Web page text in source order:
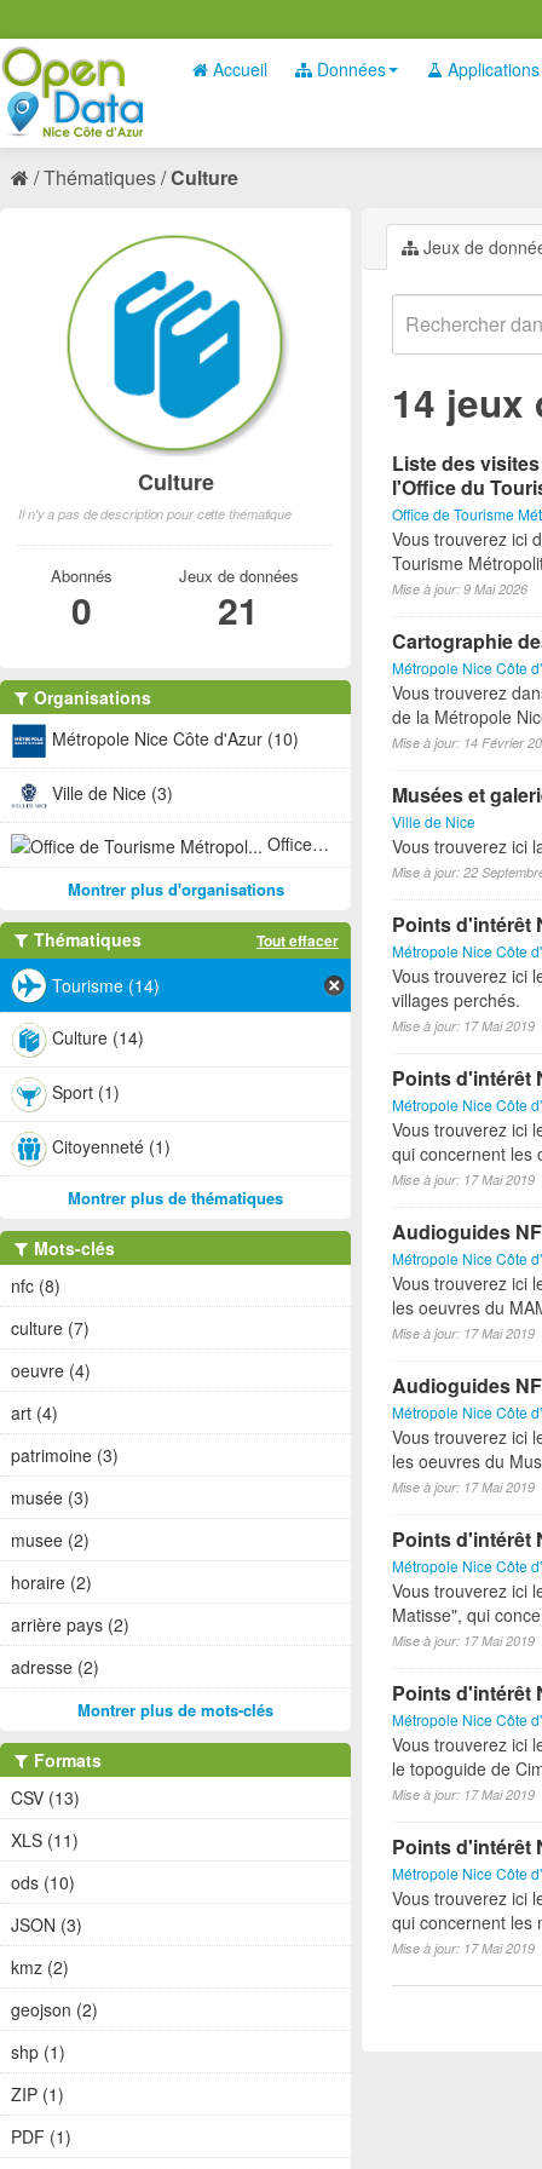
Accueil Données Applications
Thématiques Culture
Jeux de
14 jeux
Liste des
l'Office du
Office de Tourisme
Vous trouverez ici
Tourisme
Mise à jour: 9 Mai 2026
Cartographie
Métropole Nice Côte
Vous trouverez
de la Métropole
Mise à jour: 14 Février
Musées et
Ville de Nice
Vous trouverez ici
Mise à jour: 22
Points d'intérêt
Métropole Nice Côte
Vous trouverez ici
villages perchés.
Mise à jour: 17 Mai 2019
Points d'intérêt
Métropole Nice Côte
Vous trouverez ici
qui concernent les
Mise à jour: 17 Mai 2019
Audioguides
Métropole Nice Côte
Vous trouverez ici
les oeuvres du
Mise à jour: 17 Mai 2019
Audioguides
Métropole Nice Côte
Vous trouverez ici
les oeuvres du
Mise à jour: 17 Mai 2019
Points d'intérêt
Métropole Nice Côte
Vous trouverez ici
Matisse", qui
Mise à jour: 17 Mai 2019
Points d'intérêt
Métropole Nice Côte
Vous trouverez ici
le topoguide de
Mise à jour: 17 Mai 2019
Points d'intérêt
Métropole Nice Côte
Vous trouverez ici
qui concernent les
Mise à jour: 17 Mai 2019
Culture
Il n'y a pas de description pour cette thématique
Abonnés
0
Jeux de données
21
Organisations
Métropole Nice Côte d'Azur (10)
Ville de Nice (3)
Office de Tourisme Métropol... (1)
Montrer plus d'organisations
Thématiques Tout effacer
Tourisme (14)
Culture (14)
Sport (1)
Citoyenneté (1)
Montrer plus de thématiques
Mots-clés
nfc (8)
culture (7)
oeuvre (4)
art (4)
patrimoine (3)
musée (3)
musee (2)
horaire (2)
arrière pays (2)
adresse (2)
Montrer plus de mots-clés
Formats
CSV (13)
XLS (11)
ods (10)
JSON (3)
kmz (2)
geojson (2)
shp (1)
ZIP (1)
PDF (1)